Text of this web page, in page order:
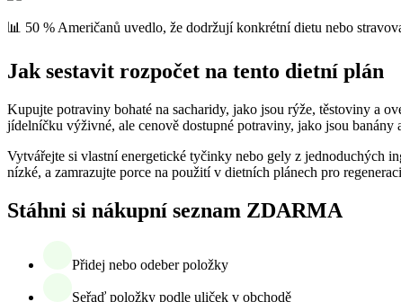
📊 50 % Američanů uvedlo, že dodržují konkrétní dietu nebo
Jak sestavit rozpočet na tento dietní plán
Kupujte potraviny bohaté na sacharidy, jako jsou rýže, těstoviny a
jídelníčku výživné, ale cenově dostupné potraviny, jako jsou
Vytvářejte si vlastní energetické tyčinky nebo gely z jednoduchých
nízké, a zamrazujte porce na použití v dietních plánech pro
Stáhni si nákupní seznam ZDARMA
Přidej nebo odeber položky
Seřaď položky podle uliček v obchodě